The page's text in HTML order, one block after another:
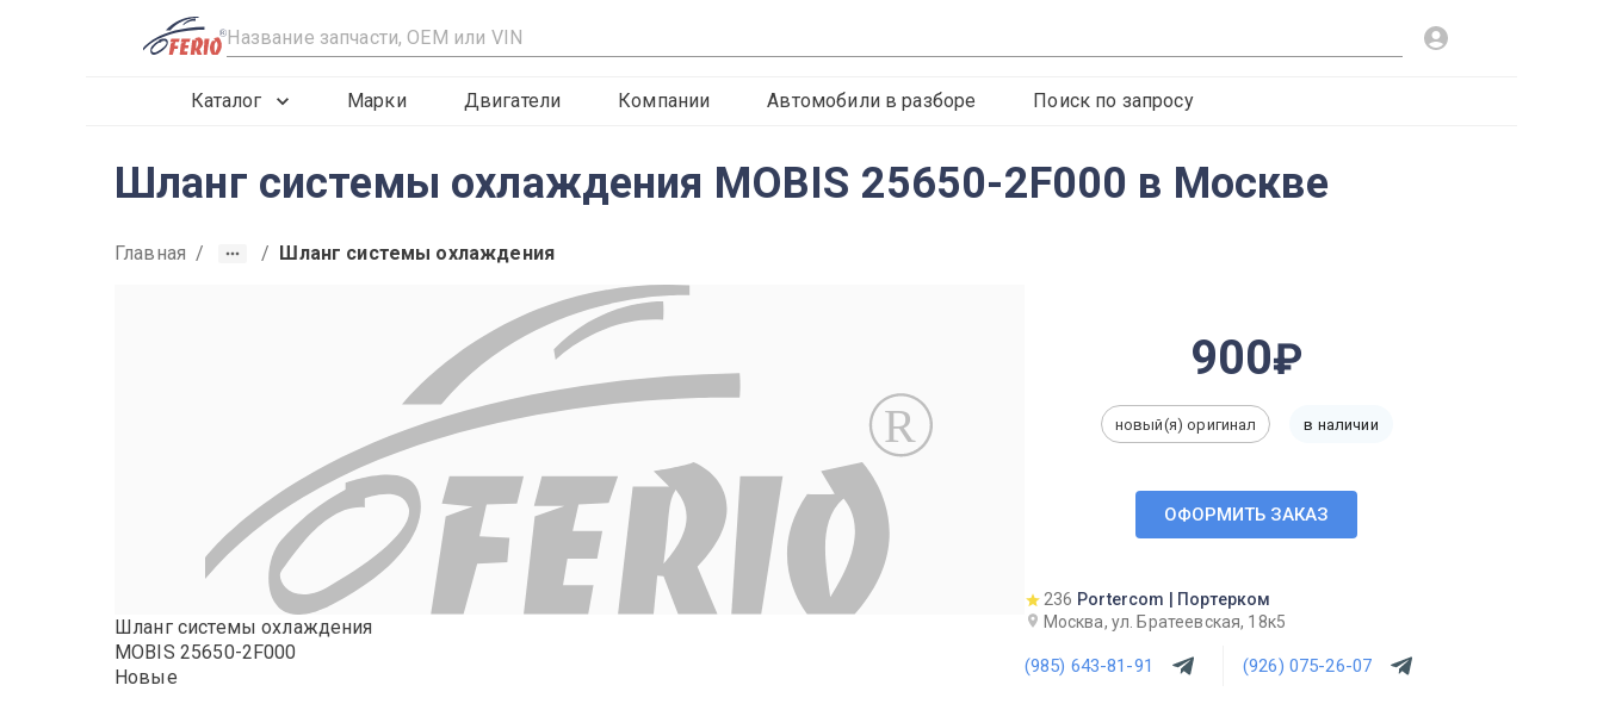
R
Каталог Марки Двигатели Компании Автомобили в разборе Поиск по запросу
Шланг системы охлаждения MOBIS 25650-2F000 в Москве
Главная / / Шланг системы охлаждения
R
Шланг системы охлаждения
MOBIS 25650-2F000
Новые
900
новый(я) оригинал в наличии
ОФОРМИТЬ ЗАКАЗ
236 Portercom | Портерком
Москва, ул. Братеевская, 18к5
(985) 643-81-91 (926) 075-26-07